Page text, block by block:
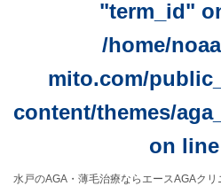
"term_id"
/home/
mito.com/
content/themes/
on line
水戸のAGA・薄毛治療ならエースAGAクリ